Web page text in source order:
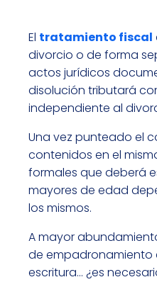
El tratamiento fiscal
divorcio o de forma
actos jurídicos
disolución tributará
independiente al
Una vez punteado el
contenidos en el
formales que deberá
mayores de edad
los mismos.
A mayor
de empadronamiento
escritura… ¿es